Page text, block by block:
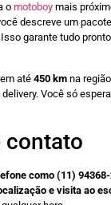
o motoboy mais
descreve um
garante tudo
até 450 km na
Você só
contato
como (11)
e visita ao